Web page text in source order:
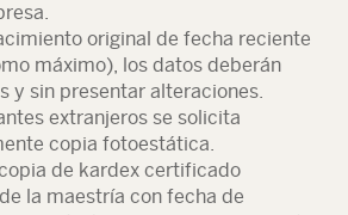
original de fecha reciente
máximo), los datos deberán
y sin presentar alteraciones.
extranjeros se solicita
copia fotoestática.
de kardex certificado
la maestría con fecha de